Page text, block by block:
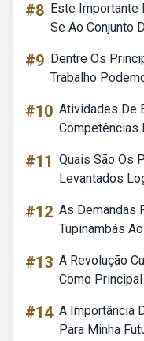
#8 Este Importante
Se Ao Conjunto
#9 Dentre Os
Trabalho
#10 Atividades De
Competências
#11 Quais São Os
Levantados
#12 As Demandas
Tupinambás
#13 A Revolução
Como
#14 A Importância
Para Minha